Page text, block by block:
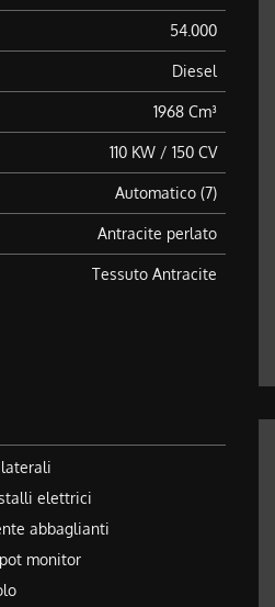
54.000
Diesel
1968 Cm³
110 KW / 150 CV
Automatico (7)
Antracite perlato
Tessuto Antracite
elettrici
abbaglianti
monitor